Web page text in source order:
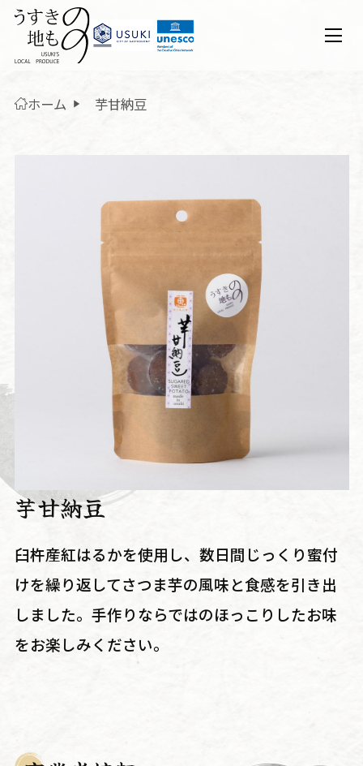
ホーム 芋甘納豆
芋甘納豆
臼杵産紅はるかを使用し、数日間じっくり蜜付
けを繰り返してさつま芋の風味と食感を引き出
しました。手作りならではのほっこりしたお味
をお楽しみください。